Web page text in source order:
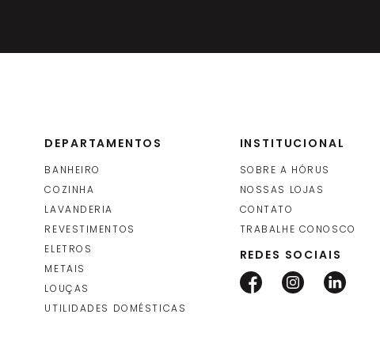
DEPARTAMENTOS
BANHEIRO
COZINHA
LAVANDERIA
REVESTIMENTOS
ELETROS
METAIS
LOUÇAS
UTILIDADES DOMÉSTICAS
INSTITUCIONAL
SOBRE A HÓRUS
NOSSAS LOJAS
CONTATO
TRABALHE CONOSCO
REDES SOCIAIS